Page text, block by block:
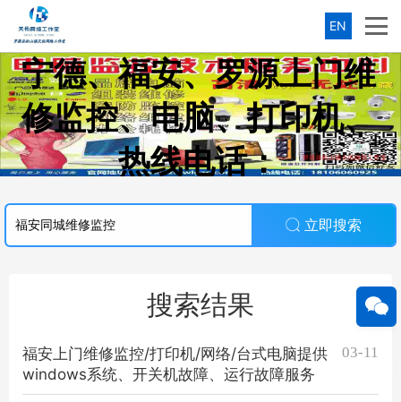
EN
宁德、福安、罗源上门维
修监控、电脑、打印机、
热线电话：
18106060925（微信同
号）
立即搜索
搜索结果
福安上门维修监控/打印机/网络/台式电脑提供
windows系统、开关机故障、运行故障服务
03-11